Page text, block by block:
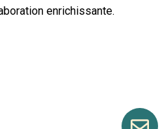
enrichissante.